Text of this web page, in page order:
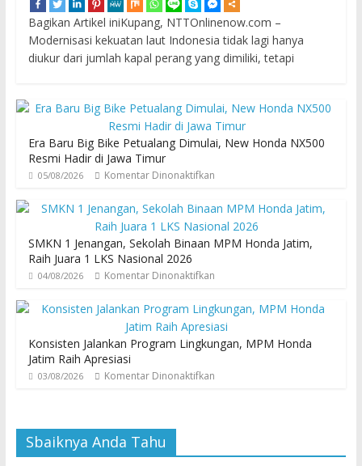
Bagikan Artikel iniKupang, NTTOnlinenow.com –
Modernisasi kekuatan laut Indonesia tidak lagi hanya
diukur dari jumlah kapal perang yang dimiliki, tetapi
Era Baru Big Bike Petualang Dimulai, New Honda NX500
Resmi Hadir di Jawa Timur
05/08/2026 Komentar Dinonaktifkan
SMKN 1 Jenangan, Sekolah Binaan MPM Honda Jatim,
Raih Juara 1 LKS Nasional 2026
04/08/2026 Komentar Dinonaktifkan
Konsisten Jalankan Program Lingkungan, MPM Honda
Jatim Raih Apresiasi
03/08/2026 Komentar Dinonaktifkan
Sbaiknya Anda Tahu